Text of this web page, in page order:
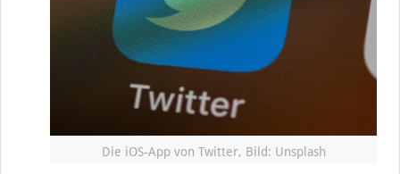
Die iOS-App von Twitter, Bild: Unsplash